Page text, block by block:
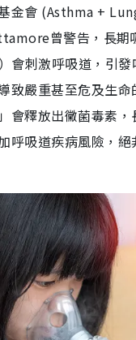
金會 (Asthma +
曾警告，長期
會刺激呼吸道，引
致嚴重甚至危及生
會釋放出黴菌毒素
呼吸道疾病風險，